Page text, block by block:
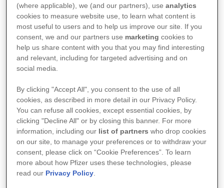
(bijnierschorshormonen). Methylprednisolon remt lokale
ontstekingsverschijnselen (koorts, zwelling, pijn, roodheid)
en overgevoeligheidsreacties.
(where applicable), we (and our partners), useanalytics
cookies to measure website use, to learn what content is
most useful to users and to help us improve our site. If you
consent, we and our partners use marketing cookies to
help us share content with you that you may find interesting
and relevant, including for targeted advertising and on
social media.
By clicking "Accept All", you consent to the use of all
cookies, as described in more detail in our Privacy Policy.
You can refuse all cookies, except essential cookies, by
clicking "Decline All" or by closing this banner. For more
information, including our list of partners who drop cookies
on our site, to manage your preferences or to withdraw your
consent, please click on “Cookie Preferences”. To learn
more about how Pfizer uses these technologies, please
read our Privacy Policy.